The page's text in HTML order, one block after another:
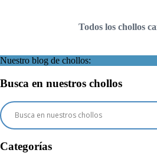
Todos los chollos
Nuestro blog de chollos:
Busca en nuestros chollos
Categorías